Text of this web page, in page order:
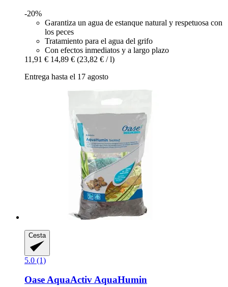
-20%
Garantiza un agua de estanque natural y respetuosa con
los peces
Tratamiento para el agua del grifo
Con efectos inmediatos y a largo plazo
11,91 € 14,89 € (23,82 € / l)
Entrega hasta el 17 agosto
Cesta
5.0 (1)
OaseAquaActiv AquaHumin